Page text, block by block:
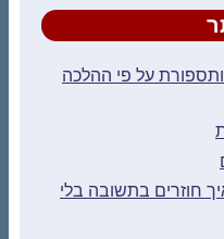
על פי ההלכה
חוזרים בתשובה בלי